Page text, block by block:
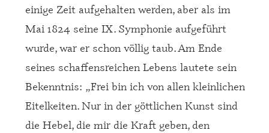
einige Zeit aufgehalten werden, aber als im
Mai 1824 seine IX. Symphonie aufgeführt
wurde, war er schon völlig taub. Am Ende
seines schaffensreichen Lebens lautete sein
Bekenntnis: „Frei bin ich von allen kleinlichen
Eitelkeiten. Nur in der göttlichen Kunst sind
die Hebel, die mir die Kraft geben, den